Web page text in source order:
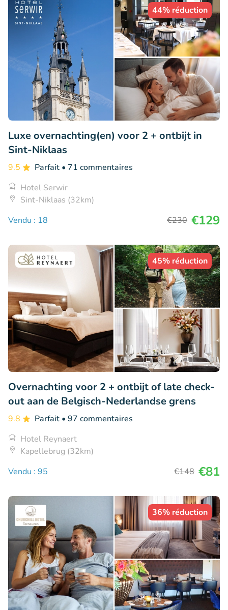
44% réduction
Luxe overnachting(en) voor 2 + ontbijt in
Sint-Niklaas
9.5 Parfait • 71 commentaires
Hotel Serwir
Sint-Niklaas (32km)
Vendu : 18
€230 €129
45% réduction
Overnachting voor 2 + ontbijt of late check-
out aan de Belgisch-Nederlandse grens
9.8 Parfait • 97 commentaires
Hotel Reynaert
Kapellebrug (32km)
Vendu : 95
€148 €81
36% réduction